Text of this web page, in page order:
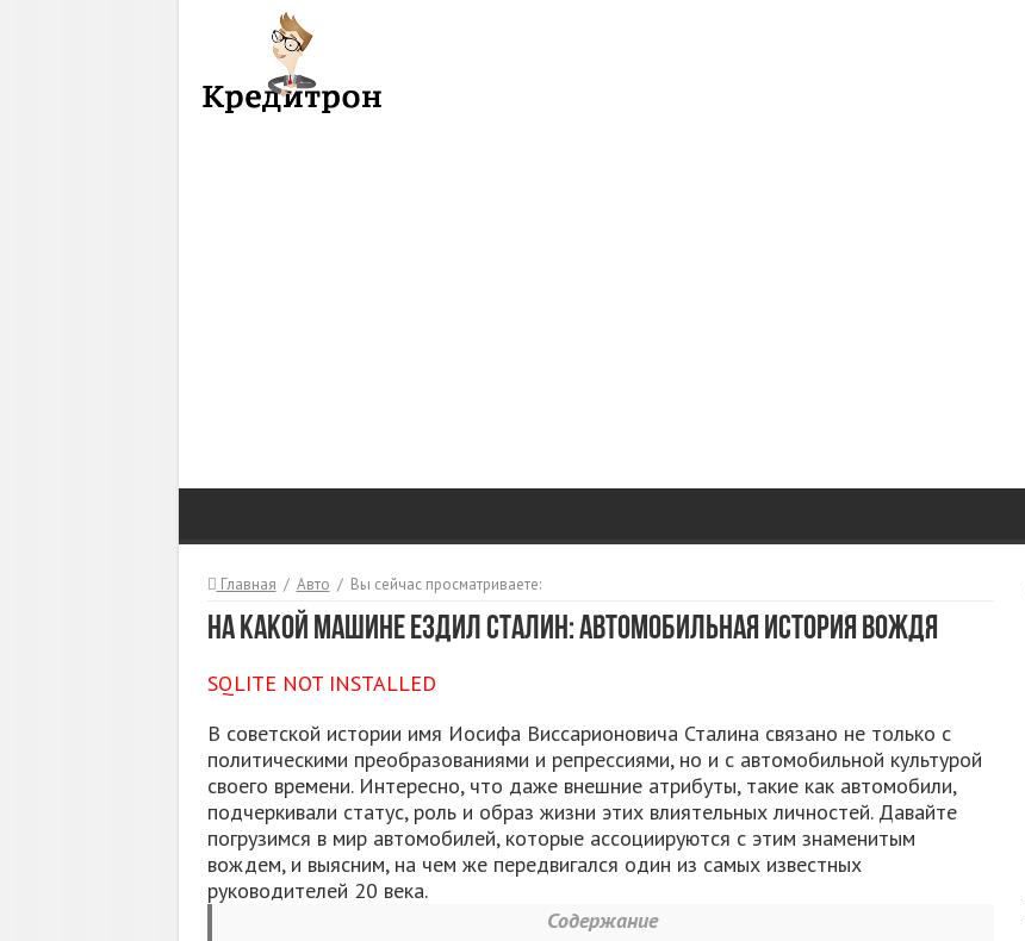
Главная / Авто / Вы сейчас просматриваете:
На какой машине ездил Сталин: автомобильная история вождя
SQLITE NOT INSTALLED
В советской истории имя Иосифа Виссарионовича Сталина связано не только с
политическими преобразованиями и репрессиями, но и с автомобильной культурой
своего времени. Интересно, что даже внешние атрибуты, такие как автомобили,
подчеркивали статус, роль и образ жизни этих влиятельных личностей. Давайте
погрузимся в мир автомобилей, которые ассоциируются с этим знаменитым
вождем, и выясним, на чем же передвигался один из самых известных
руководителей 20 века.
Содержание